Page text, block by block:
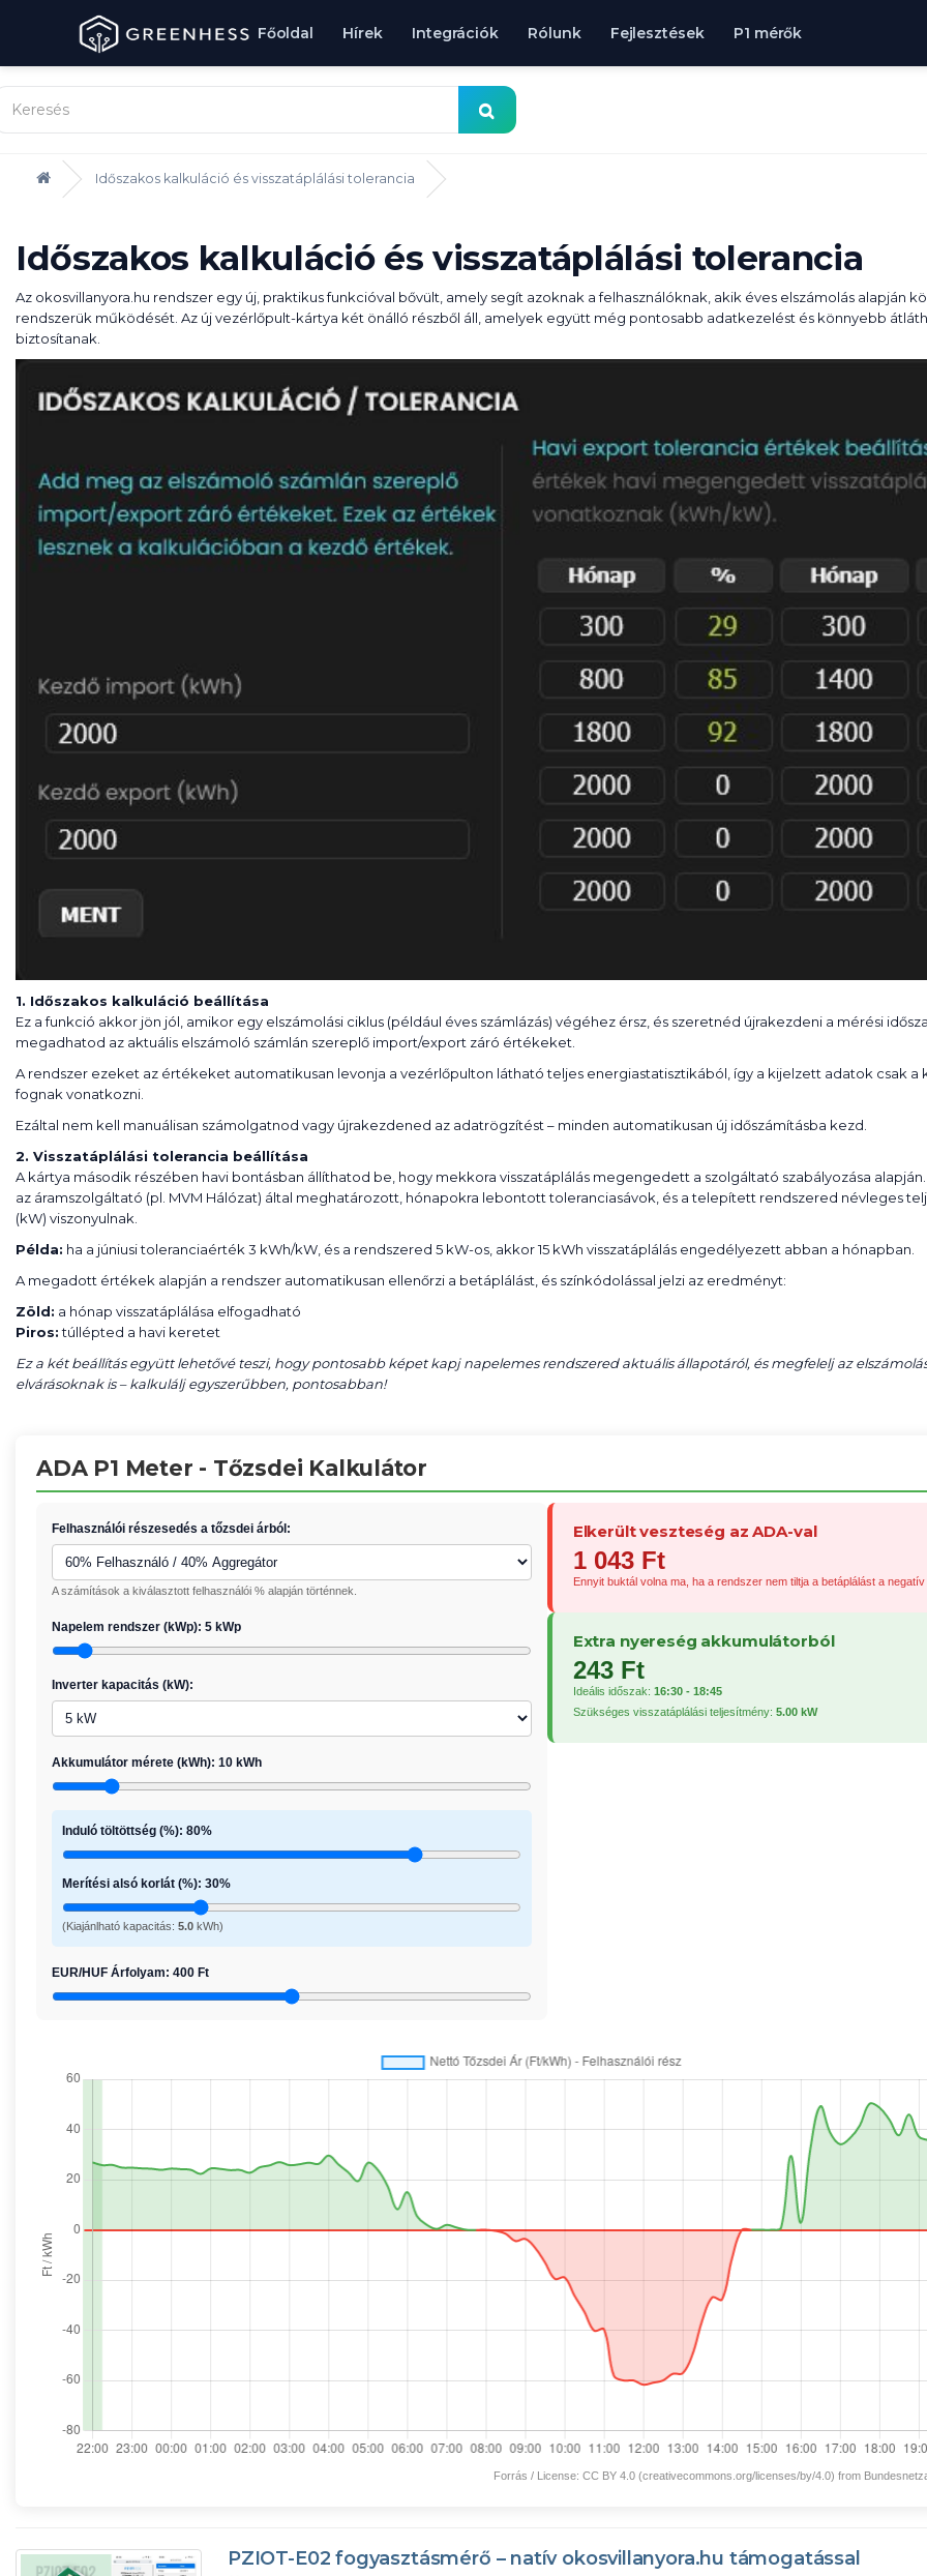
Főoldal Hírek Integrációk Rólunk Fejlesztések P1 mérők
Időszakos kalkuláció és visszatáplálási tolerancia
Időszakos kalkuláció és visszatáplálási tolerancia
Az okosvillanyora.hu rendszer egy új, praktikus funkcióval bővült, amely segít azoknak a felhasználóknak, akik éves elszámolás alapján
rendszerük működését. Az új vezérlőpult-kártya két önálló részből áll, amelyek együtt még pontosabb adatkezelést és könnyebb
biztosítanak.
1. Időszakos kalkuláció beállítása
Ez a funkció akkor jön jól, amikor egy elszámolási ciklus (például éves számlázás) végéhez érsz, és szeretnéd újrakezdeni a mérési
megadhatod az aktuális elszámoló számlán szereplő import/export záró értékeket.
A rendszer ezeket az értékeket automatikusan levonja a vezérlőpulton látható teljes energiastatisztikából, így a kijelzett adatok csak a
fognak vonatkozni.
Ezáltal nem kell manuálisan számolgatnod vagy újrakezdened az adatrögzítést – minden automatikusan új időszámításba kezd.
2. Visszatáplálási tolerancia beállítása
A kártya második részében havi bontásban állíthatod be, hogy mekkora visszatáplálás megengedett a szolgáltató szabályozása
az áramszolgáltató (pl. MVM Hálózat) által meghatározott, hónapokra lebontott toleranciasávok, és a telepített rendszered névleges
(kW) viszonyulnak.
Példa: ha a júniusi toleranciaérték 3 kWh/kW, és a rendszered 5 kW-os, akkor 15 kWh visszatáplálás engedélyezett abban a hónapban.
A megadott értékek alapján a rendszer automatikusan ellenőrzi a betáplálást, és színkódolással jelzi az eredményt:
Zöld: a hónap visszatáplálása elfogadható
Piros:túllépted a havi keretet
Ez a két beállítás együtt lehetővé teszi, hogy pontosabb képet kapj napelemes rendszered aktuális állapotáról, és megfelelj az
elvárásoknak is – kalkulálj egyszerűbben, pontosabban!
ADA P1 Meter - Tőzsdei Kalkulátor
Felhasználói részesedés a tőzsdei árból:
A számítások a kiválasztott felhasználói % alapján történnek.
Napelem rendszer (kWp): 5 kWp
Inverter kapacitás (kW):
Akkumulátor mérete (kWh): 10 kWh
Induló töltöttség (%): 80%
Merítési alsó korlát (%): 30%
(Kiajánlható kapacitás: 5.0 kWh)
EUR/HUF Árfolyam: 400 Ft
Elkerült veszteség az ADA-val
1 043Ft
Ennyit buktál volna ma, ha a rendszer nem tiltja a betáplálást a
Extra nyereség akkumulátorból
243Ft
Ideális időszak: 16:30 - 18:45
Szükséges visszatáplálási teljesítmény: 5.00kW
Forrás / License: CC BY 4.0 (creativecommons.org/licenses/by/4.0) from
PZIOT-E02 fogyasztásmérő – natív okosvillanyora.hu támogatással